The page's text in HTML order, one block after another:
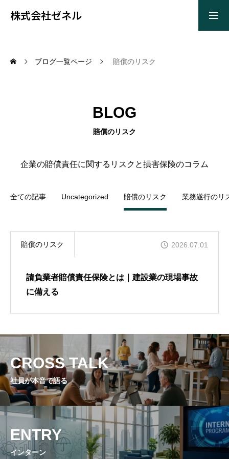
株式会社ゼネル
ブログ一覧ページ 賠償のリスク
BLOG
賠償のリスク
企業の賠償責任に関するリスクと損害保険のコラム
全ての記事 Uncategorized 賠償のリスク 業務遂行のリ
賠償のリスク 2026.07.01
請負業者賠償責任保険とは｜建設業の現場事故
に備える
CROSS TALK
社員が本音で語る
ENTRY
インターン